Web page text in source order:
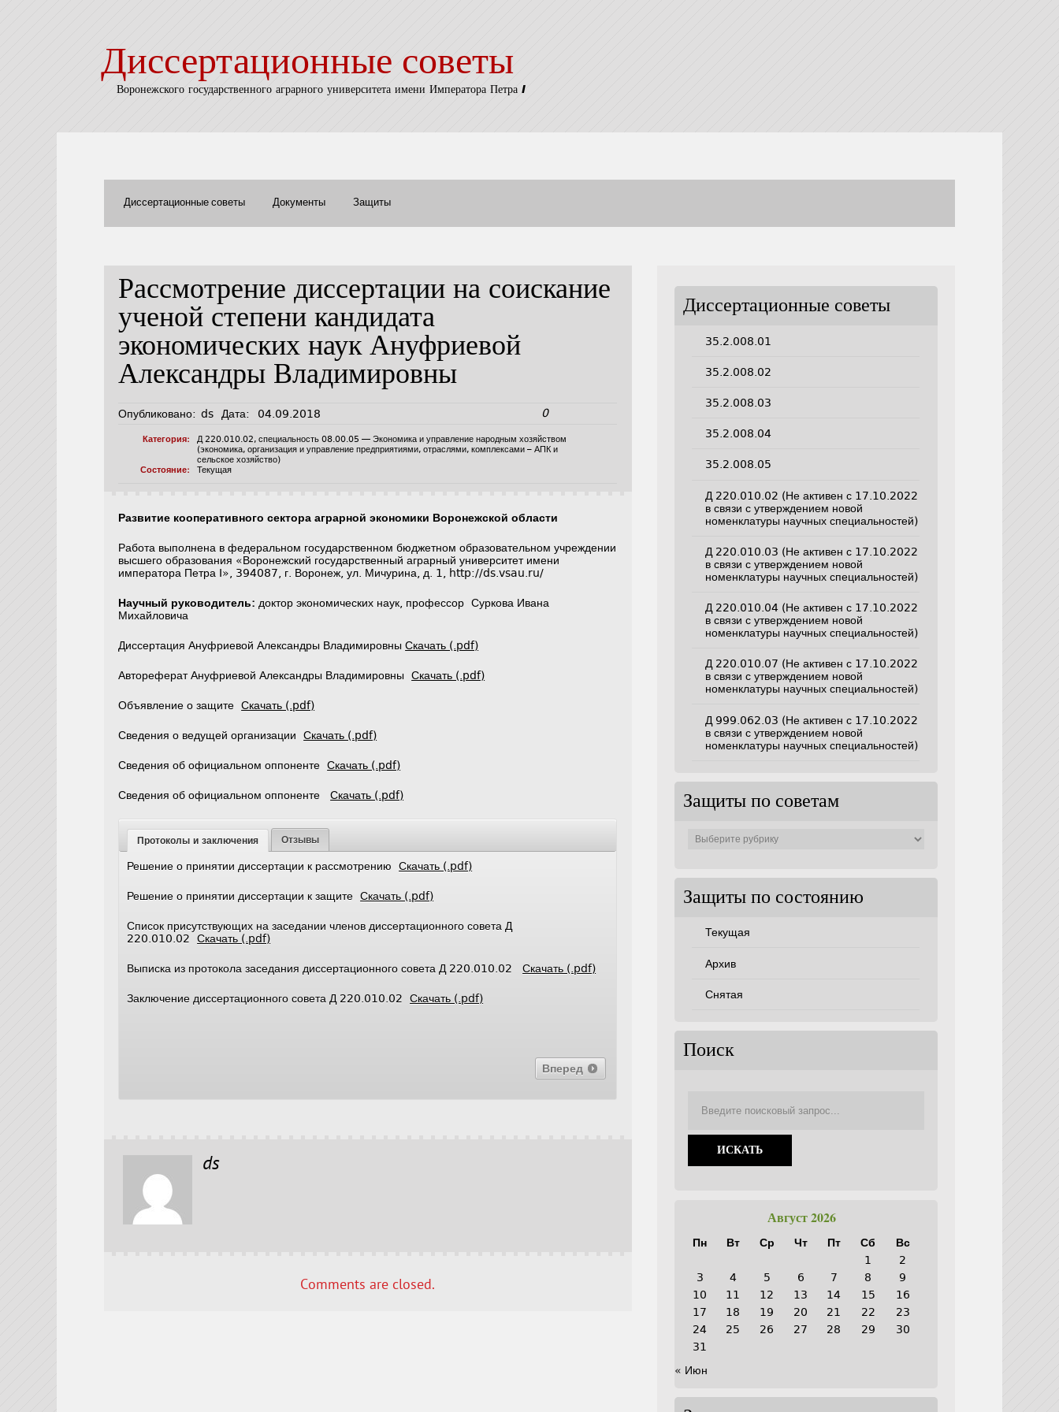
Диссертационные советы
Воронежского государственного аграрного университета имени Императора Петра I
Диссертационные советы Документы Защиты
Рассмотрение диссертации на соискание
ученой степени кандидата
экономических наук Ануфриевой
Александры Владимировны
Опубликовано: ds Дата: 04.09.2018 0
Категория: Д 220.010.02,специальность 08.00.05 — Экономика и управление народным хозяйством
(экономика, организация и управление предприятиями, отраслями, комплексами – АПК и
сельское хозяйство)
Состояние:
Текущая
Развитие кооперативного сектора аграрной экономики Воронежской области
Работа выполнена в федеральном государственном бюджетном образовательном учреждении
высшего образования «Воронежский государственный аграрный университет имени
императора Петра I», 394087, г. Воронеж, ул. Мичурина, д. 1, http://ds.vsau.ru/
Научный руководитель: доктор экономических наук, профессор Суркова Ивана
Михайловича
Диссертация Ануфриевой Александры ВладимировныСкачать (.pdf)
Автореферат Ануфриевой Александры ВладимировныСкачать (.pdf)
Объявление о защитеСкачать (.pdf)
Сведения о ведущей организацииСкачать (.pdf)
Сведения об официальном оппонентеСкачать (.pdf)
Сведения об официальном оппонентеСкачать (.pdf)
Протоколы и заключения Отзывы
Решение о принятии диссертации к рассмотрениюСкачать (.pdf)
Решение о принятии диссертации к защитеСкачать (.pdf)
Список присутствующих на заседании членов диссертационного совета Д
220.010.02Скачать (.pdf)
Выписка из протокола заседания диссертационного совета Д 220.010.02Скачать (.pdf)
Заключение диссертационного совета Д 220.010.02Скачать (.pdf)
Вперед
ds
Comments are closed.
Диссертационные советы
35.2.008.01
35.2.008.02
35.2.008.03
35.2.008.04
35.2.008.05
Д 220.010.02 (Не активен с 17.10.2022
в связи с утверждением новой
номенклатуры научных специальностей)
Д 220.010.03 (Не активен с 17.10.2022
в связи с утверждением новой
номенклатуры научных специальностей)
Д 220.010.04 (Не активен с 17.10.2022
в связи с утверждением новой
номенклатуры научных специальностей)
Д 220.010.07 (Не активен с 17.10.2022
в связи с утверждением новой
номенклатуры научных специальностей)
Д 999.062.03 (Не активен с 17.10.2022
в связи с утверждением новой
номенклатуры научных специальностей)
Защиты по советам
Защиты по состоянию
Текущая
Архив
Снятая
Поиск
Август 2026
Пн Вт Ср Чт Пт Сб
Вс
1
2
3
4 5 6 7 8
9
10
11 12 13 14 15
16
17
18 19 20 21 22
23
24
25 26 27 28 29
30
31
« Июн